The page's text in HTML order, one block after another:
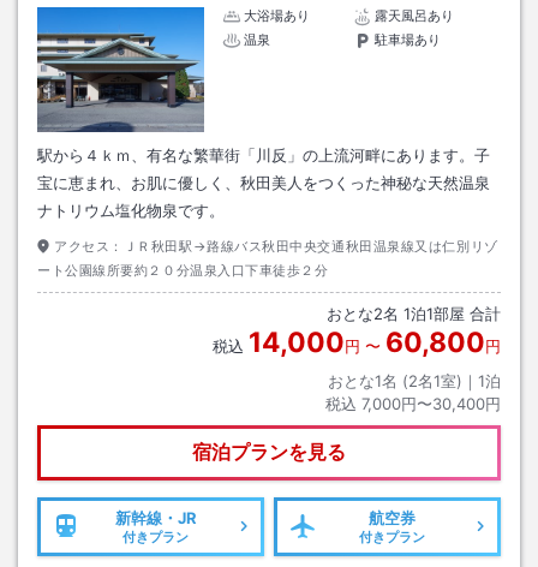
大浴場あり
露天風呂あり
温泉
駐車場あり
駅から４ｋｍ、有名な繁華街「川反」の上流河畔にあります。子
宝に恵まれ、お肌に優しく、秋田美人をつくった神秘な天然温泉
ナトリウム塩化物泉です。
アクセス：
ＪＲ秋田駅→路線バス秋田中央交通秋田温泉線又は仁別リゾ
ート公園線所要約２０分温泉入口下車徒歩２分
おとな2名 1泊1部屋 合計
税込 14,000円 〜 60,800円
おとな1名 (2名1室)｜ 1泊
税込 7,000円〜30,400円
宿泊プランを見る
新幹線・JR
付きプラン
航空券
付きプラン